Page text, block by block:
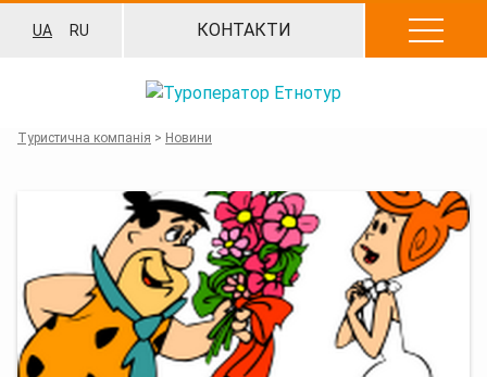
UA RU КОНТАКТИ
Туристична компанія > Новини